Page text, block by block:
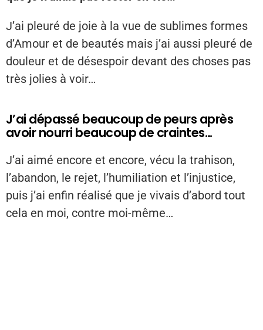
J’ai pleuré de joie à la vue de sublimes formes
d’Amour et de beautés mais j’ai aussi pleuré de
douleur et de désespoir devant des choses pas
très jolies à voir…
J’ai dépassé beaucoup de peurs après
avoir nourri beaucoup de craintes…
J’ai aimé encore et encore, vécu la trahison,
l’abandon, le rejet, l’humiliation et l’injustice,
puis j’ai enfin réalisé que je vivais d’abord tout
cela en moi, contre moi-même…